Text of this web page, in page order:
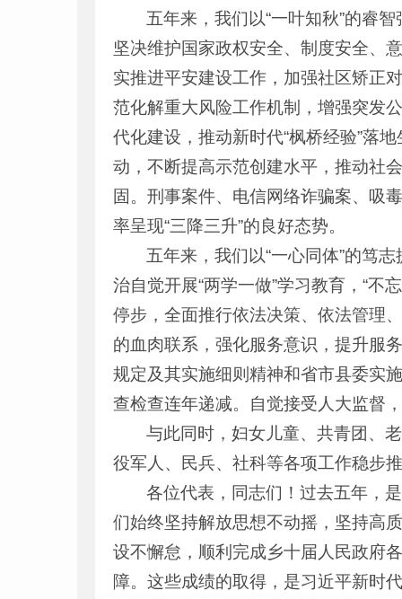
五年来，我们以“一叶知秋”的睿
坚决维护国家政权安全、制度安全、
实推进平安建设工作，加强社区矫正
范化解重大风险工作机制，增强突发
代化建设，推动新时代“枫桥经验”落
动，不断提高示范创建水平，推动社
固。刑事案件、电信网络诈骗案、吸
率呈现“三降三升”的良好态势。
五年来，我们以“一心同体”的笃
治自觉开展“两学一做”学习教育，“不
停步，全面推行依法决策、依法管理
的血肉联系，强化服务意识，提升服
规定及其实施细则精神和省市县委实
查检查连年递减。自觉接受人大监督
与此同时，妇女儿童、共青团、
役军人、民兵、社科等各项工作稳步
各位代表，同志们！过去五年，
们始终坚持解放思想不动摇，坚持高
设不懈怠，顺利完成乡十届人民政府
障。这些成绩的取得，是习近平新时